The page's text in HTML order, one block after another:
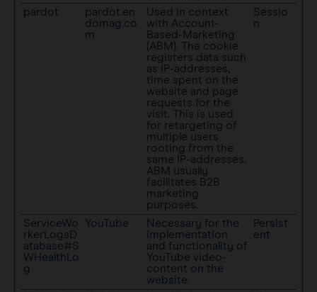
pardot
pardot.en
domag.co
m
Used in context
with Account-
Based-Marketing
(ABM). The cookie
registers data such
as IP-addresses,
time spent on the
website and page
requests for the
visit. This is used
for retargeting of
multiple users
rooting from the
same IP-addresses.
ABM usually
facilitates B2B
marketing
purposes.
Sessio
n
ServiceWo
rkerLogsD
atabase#S
WHealthLo
g
YouTube
Necessary for the
implementation
and functionality of
YouTube video-
content on the
website.
Persist
ent